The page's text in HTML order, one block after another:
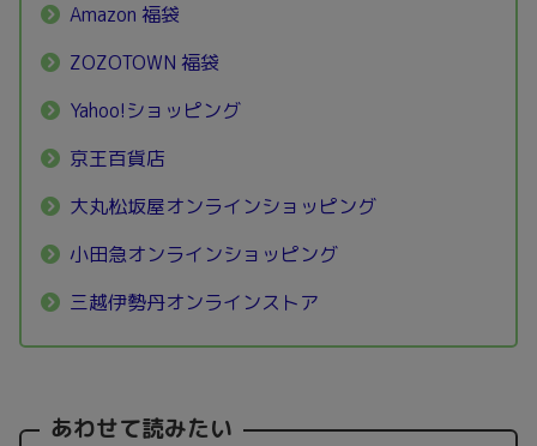
Amazon 福袋
ZOZOTOWN 福袋
Yahoo!ショッピング
京王百貨店
大丸松坂屋オンラインショッピング
小田急オンラインショッピング
三越伊勢丹オンラインストア
あわせて読みたい